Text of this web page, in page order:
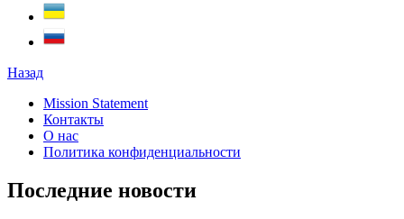
Назад
Mission Statement
Контакты
О нас
Политика конфиденциальности
Последние новости